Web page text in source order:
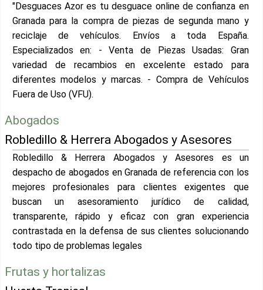
"Desguaces Azor es tu desguace online de confianza en
Granada para la compra de piezas de segunda mano y
reciclaje de vehículos. Envíos a toda España.
Especializados en: - Venta de Piezas Usadas: Gran
variedad de recambios en excelente estado para
diferentes modelos y marcas. - Compra de Vehículos
Fuera de Uso (VFU).
Abogados
Robledillo & Herrera Abogados y Asesores
Robledillo & Herrera Abogados y Asesores es un
despacho de abogados en Granada de referencia con los
mejores profesionales para clientes exigentes que
buscan un asesoramiento jurídico de calidad,
transparente, rápido y eficaz con gran experiencia
contrastada en la defensa de sus clientes solucionando
todo tipo de problemas legales
Frutas y hortalizas